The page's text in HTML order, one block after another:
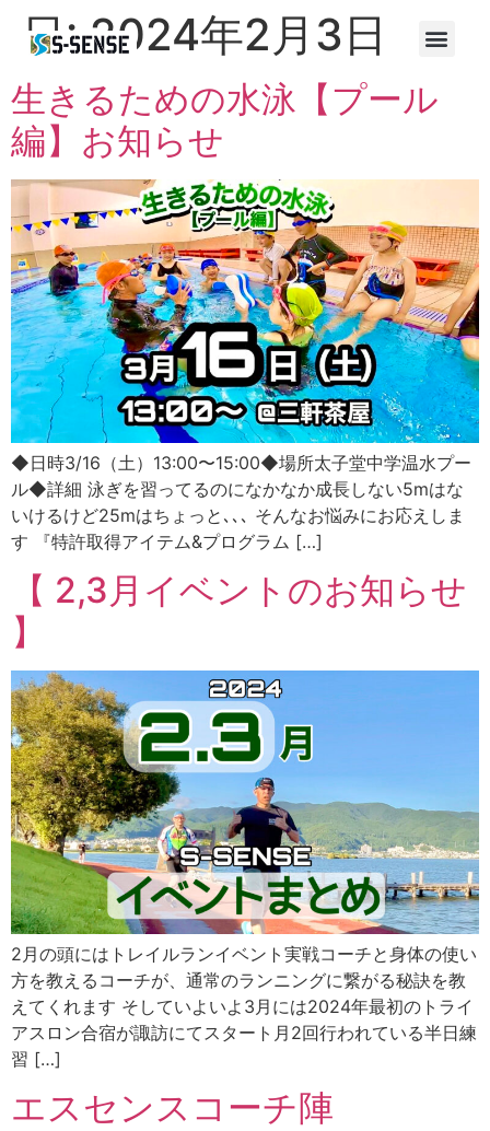
日:2024年2月3日
生きるための水泳【プール
編】お知らせ
◆日時3/16（土）13:00〜15:00◆場所太子堂中学温水プー
ル◆詳細 泳ぎを習ってるのになかなか成長しない5mはな
いけるけど25mはちょっと､､､ そんなお悩みにお応えしま
す 『特許取得アイテム&プログラム […]
【 2,3月イベントのお知らせ
】
2月の頭にはトレイルランイベント実戦コーチと身体の使い
方を教えるコーチが、通常のランニングに繋がる秘訣を教
えてくれます そしていよいよ3月には2024年最初のトライ
アスロン合宿が諏訪にてスタート月2回行われている半日練
習 […]
エスセンスコーチ陣